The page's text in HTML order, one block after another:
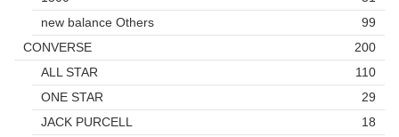
new balance Others
99
CONVERSE
200
ALL STAR
110
ONE STAR
29
JACK PURCELL
18